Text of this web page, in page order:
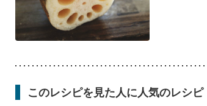
このレシピを見た人に人気のレシピ